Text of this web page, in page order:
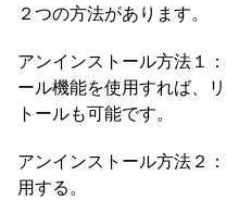
２つの方法があります。
アンインストール方法１：
ール機能を使用すれば、
トールも可能です。
アンインストール方法２
用する。